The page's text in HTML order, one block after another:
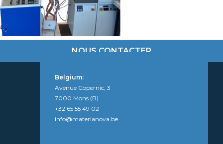
NOUS CONTACTER
Belgium:
Avenue Copernic, 3
7000 Mons (B)
+32 65 55 49 02
info@materianova.be